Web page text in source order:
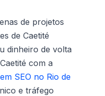
de projetos
de Caetité
dinheiro de volta
com a
SEO no Rio de
e tráfego